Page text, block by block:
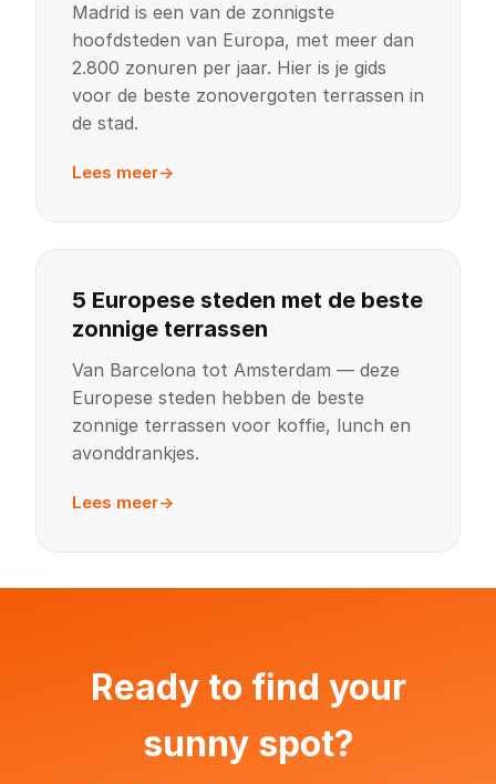
Madrid is een van de zonnigste
hoofdsteden van Europa, met meer dan
2.800 zonuren per jaar. Hier is je gids
voor de beste zonovergoten terrassen in
de stad.
Lees meer
5 Europese steden met de beste
zonnige terrassen
Van Barcelona tot Amsterdam — deze
Europese steden hebben de beste
zonnige terrassen voor koffie, lunch en
avonddrankjes.
Lees meer
Ready to find your
sunny spot?